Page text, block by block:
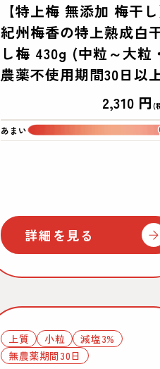
【特上梅 無添加 梅干
紀州梅香の特上熟成白
し梅 430g (中粒～大粒
農薬不使用期間30日以
通
常
価
2,310 円 (
あまい
詳細を見る
上質 小粒
減塩3%
無農薬期間30日